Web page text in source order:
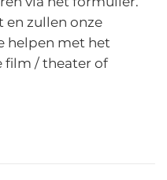
en zullen onze
helpen met het
film / theater of